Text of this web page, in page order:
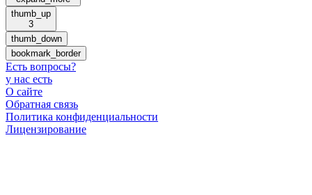
thumb_up
3
thumb_down
bookmark_border
Есть вопросы?
у нас есть
О сайте
Обратная связь
Политика конфиденциальности
Лицензирование